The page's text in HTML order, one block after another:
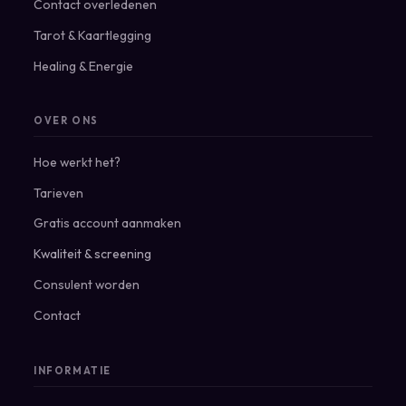
Contact overledenen
Tarot & Kaartlegging
Healing & Energie
OVER ONS
Hoe werkt het?
Tarieven
Gratis account aanmaken
Kwaliteit & screening
Consulent worden
Contact
INFORMATIE